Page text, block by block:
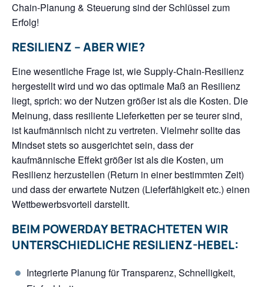
Chain-Planung & Steuerung sind der Schlüssel zum
Erfolg!
RESILIENZ – ABER WIE?
Eine wesentliche Frage ist, wie Supply-Chain-Resilienz
hergestellt wird und wo das optimale Maß an Resilienz
liegt, sprich: wo der Nutzen größer ist als die Kosten. Die
Meinung, dass resiliente Lieferketten per se teurer sind,
ist kaufmännisch nicht zu vertreten. Vielmehr sollte das
Mindset stets so ausgerichtet sein, dass der
kaufmännische Effekt größer ist als die Kosten, um
Resilienz herzustellen (Return in einer bestimmten Zeit)
und dass der erwartete Nutzen (Lieferfähigkeit etc.) einen
Wettbewerbsvorteil darstellt.
BEIM POWERDAY BETRACHTETEN WIR
UNTERSCHIEDLICHE RESILIENZ-HEBEL:
Integrierte Planung für Transparenz, Schnelligkeit,